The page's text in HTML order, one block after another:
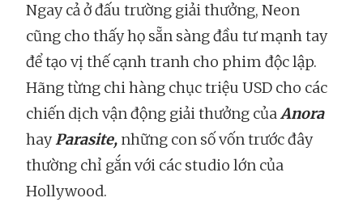
Ngay cả ở đấu trường giải thưởng, Neon
cũng cho thấy họ sẵn sàng đầu tư mạnh tay
để tạo vị thế cạnh tranh cho phim độc lập.
Hãng từng chi hàng chục triệu USD cho các
chiến dịch vận động giải thưởng củaAnora
hayParasite, những con số vốn trước đây
thường chỉ gắn với các studio lớn của
Hollywood.